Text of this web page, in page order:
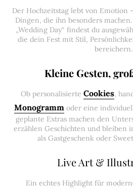
Der Hochzeitstag lebt von Emotion
Dingen, die ihn besonders
„Wedding Day“ findest du
die dein Fest mit Stil,
bereichern.
Kleine Gesten,
Ob personalisierte Cookies,
Monogrammoder eine
geplante Extras machen den
erzählen Geschichten und bleiben
als Gastgeschenk oder
Live Art &
Ein echtes Highlight für